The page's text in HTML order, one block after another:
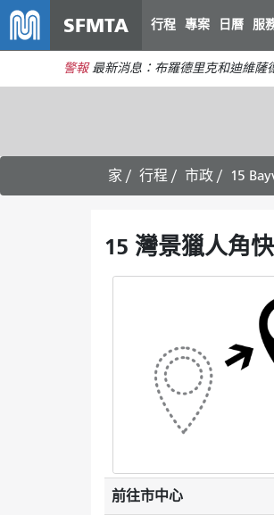
SFMTA 行程 專案 日曆 服
警報 最新消息：布羅德里克和迪維薩
家 行程 市政 15
15 灣景獵人角
前往市中心